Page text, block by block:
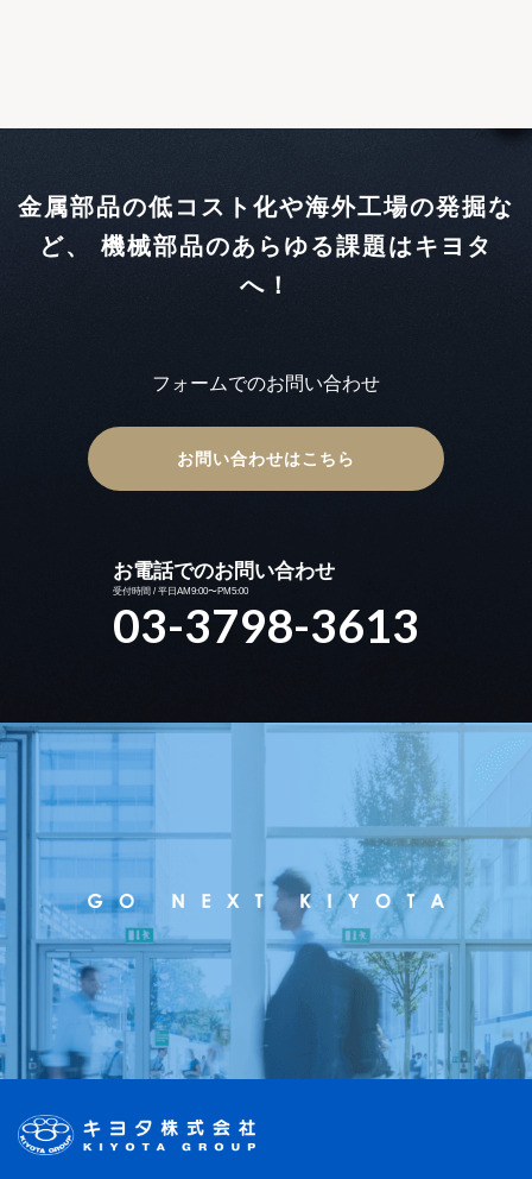
金属部品の低コスト化や海外工場の発掘な
ど、 機械部品のあらゆる課題はキヨタ
へ！
フォームでのお問い合わせ
お問い合わせはこちら
お電話でのお問い合わせ
受付時間 / 平日AM9:00〜PM5:00
03-3798-3613